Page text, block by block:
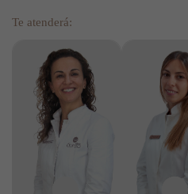
Te atenderá: